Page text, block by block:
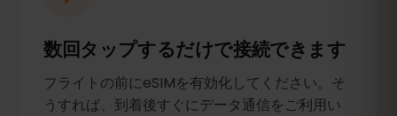
数回タップするだけで接続できます
フライトの前にeSIMを有効化してください。そ
うすれば、到着後すぐにデータ通信をご利用い